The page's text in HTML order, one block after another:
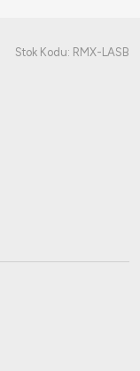
Stok Kodu: RMX-LASB